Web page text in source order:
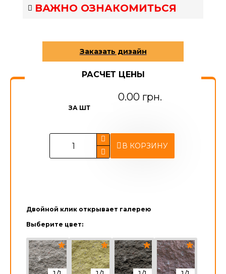
ВАЖНО ОЗНАКОМИТЬСЯ
РАСЧЕТ ЦЕНЫ
ЗА ШТ
0.00 грн.
В КОРЗИНУ
Двойной клик открывает галерею
Выберите цвет: